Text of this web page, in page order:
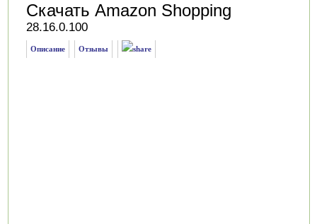
Скачать Amazon Shopping
28.16.0.100
Описание Отзывы